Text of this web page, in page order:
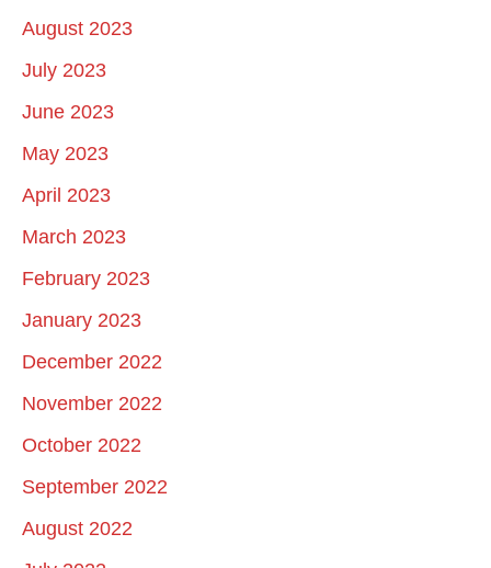
August 2023
July 2023
June 2023
May 2023
April 2023
March 2023
February 2023
January 2023
December 2022
November 2022
October 2022
September 2022
August 2022